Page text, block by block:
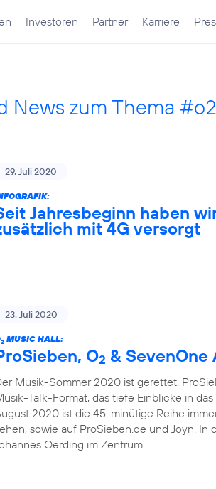
Investoren Partner Karriere
News zum Thema
29. Juli 2020
Jahresbeginn haben
mit 4G versorgt
23. Juli 2020
2 MUSIC HALL:
O2 &
Musik-Sommer 2020 ist gerettet.
Talk-Format, das tiefe Einblicke in
2020 ist die 45-minütige Reihe
sowie auf ProSieben.de und Joyn.
Oerding im Zentrum.